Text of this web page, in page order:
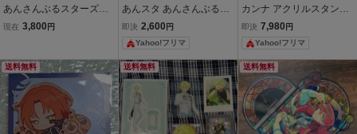
あんさんぶるスターズ
新衣装 アクリルスタンド
ス あんスタ 漣 ジュ
ン 2点セット
現在 3,800 円
あんスタ あんさんぶるス
ターズ スタフォニ アニカ
フェ アクリルスタンド ア
クスタ 斎宮宗 影片みか v
alkyrie ステッカー
即決 2,600 円
Yahoo!フリマ
カンナ アクリルスタンド
エスプリ あんさんぶるス
ターズ！！あんスタ アク
スタ
即決 7,980 円
Yahoo!フリマ
送料無料 送料無料 送料無料